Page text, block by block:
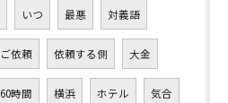
いつ 最悪 対義語
ご依頼 依頼する側 大金
60時間 横浜 ホテル 気合